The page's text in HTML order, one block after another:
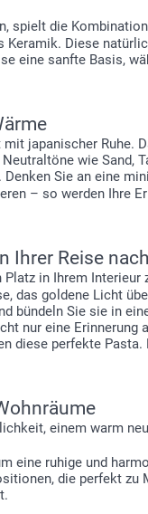
spielt die
Diese
eine sanfte Basis,
japanischer
wie
Sie an eine
– so werden Ihre
Ihrer Reise
in Ihrem Interieur
das goldene Licht
bündeln Sie sie in
nur eine
diese perfekte
einem warm
eine ruhige und
die perfekt